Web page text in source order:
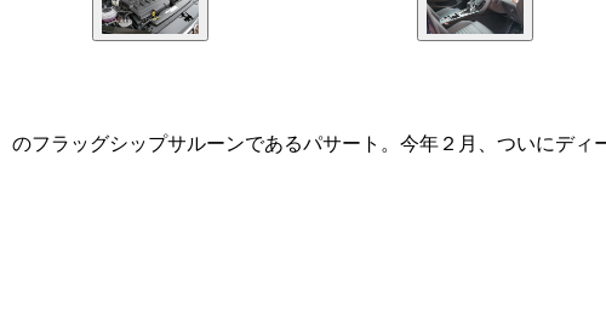
フラッグシップサルーンであるパサート。今年２月、ついにデ